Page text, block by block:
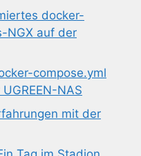
docker-
NGX auf der
compose.yml
NAS
mit der